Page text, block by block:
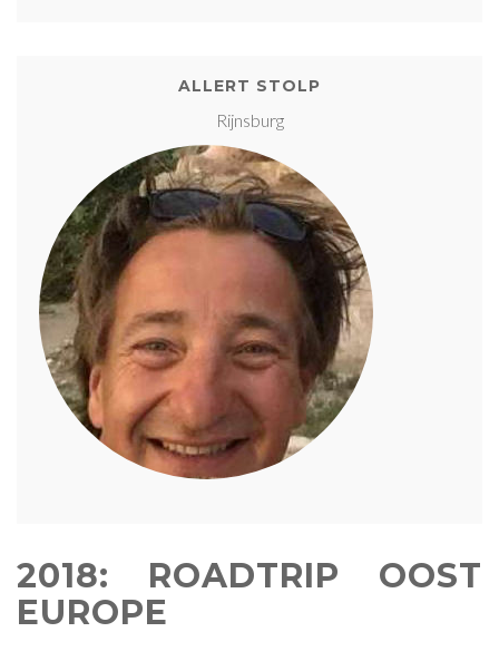
ALLERT STOLP
Rijnsburg
2018: ROADTRIP OOST
EUROPE